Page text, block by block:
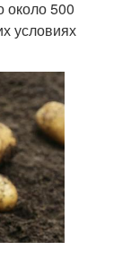
около 500
условиях